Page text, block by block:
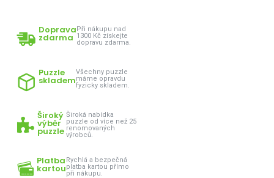
Doprava
zdarma
Při nákupu nad
1300 Kč získejte
dopravu zdarma.
Puzzle
skladem
Všechny puzzle
máme opravdu
fyzicky skladem.
Široký
výběr
puzzle
Široká nabídka
puzzle od více než 25
renomovaných
výrobců.
Platba
kartou
Rychlá a bezpečná
platba kartou přímo
při nákupu.